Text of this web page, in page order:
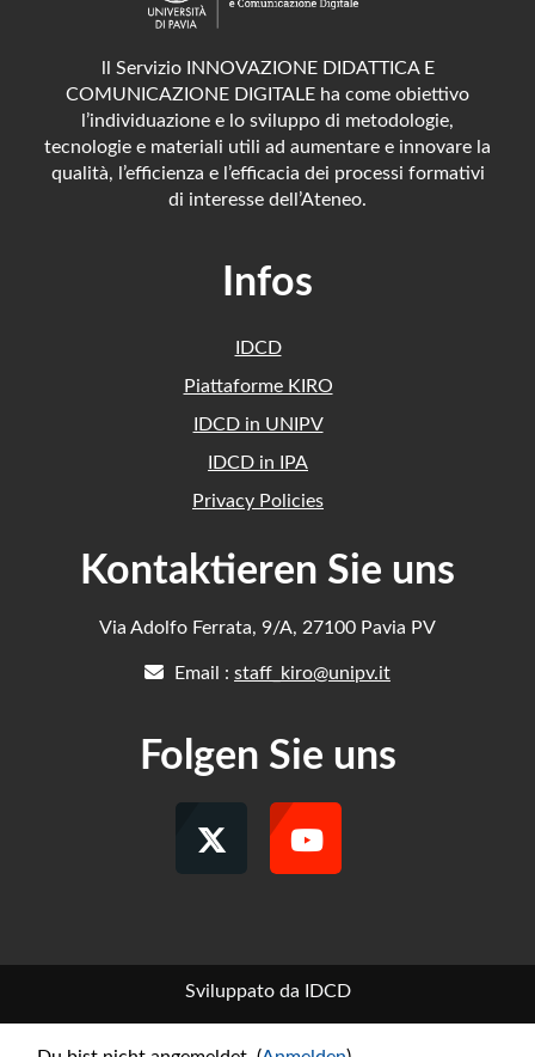
ll Servizio INNOVAZIONE DIDATTICA E
COMUNICAZIONE DIGITALE ha come obiettivo
l’individuazione e lo sviluppo di metodologie,
tecnologie e materiali utili ad aumentare e innovare la
qualità, l’efficienza e l’efficacia dei processi formativi
di interesse dell’Ateneo.
Infos
IDCD
Piattaforme KIRO
IDCD in UNIPV
IDCD in IPA
Privacy Policies
Kontaktieren Sie uns
Via Adolfo Ferrata, 9/A, 27100 Pavia PV
Email : staff_kiro@unipv.it
Folgen Sie uns
Sviluppato da IDCD